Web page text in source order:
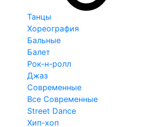
Танцы
Хореография
Бальные
Балет
Рок-н-ролл
Джаз
Современные
Все Современные
Street Dance
Хип-хоп